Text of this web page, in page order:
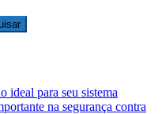
ideal para seu sistema
na segurança contra